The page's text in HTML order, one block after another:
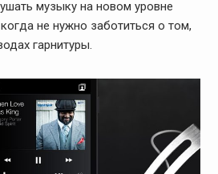
музыку на новом уровне
не нужно заботиться о том,
гарнитуры.